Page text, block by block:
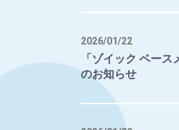
2026/01/22
「ゾイック ベー
のお知らせ